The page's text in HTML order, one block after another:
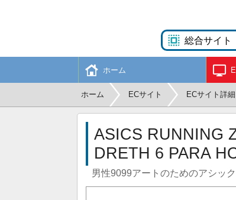
ホーム
ホーム ECサイト ECサイト詳細
ASICS RUNNING
DRETH 6 PARA
男性9099アートのためのアシッ